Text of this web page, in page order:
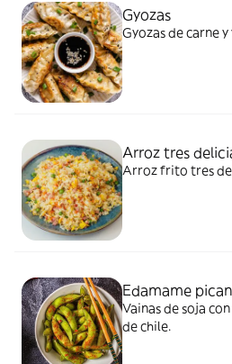
Gyozas
Gyozas de carne
Arroz tres
Arroz frito tres
Edamame
Vainas de soja
de chile.